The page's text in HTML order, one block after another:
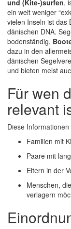
und (Kite-)surfen,
ein weit weniger
vielen Inseln ist das
dänischen DNA.
bodenständig,
dazu in den
dänischen
und bieten meist
Für wen
relevant
Diese
Familien mit
Paare mit
Eltern in der
Menschen,
verlagern